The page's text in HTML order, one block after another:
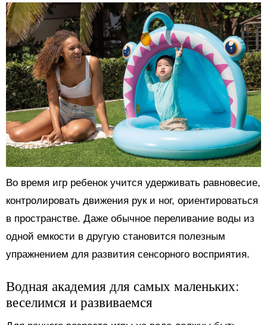
Во время игр ребенок учится удерживать равновесие,
контролировать движения рук и ног, ориентироваться
в пространстве. Даже обычное переливание воды из
одной емкости в другую становится полезным
упражнением для развития сенсорного восприятия.
Водная академия для самых маленьких:
веселимся и развиваемся